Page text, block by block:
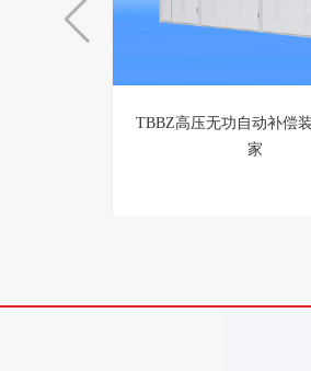
TBBZ高压无功自动补偿
家